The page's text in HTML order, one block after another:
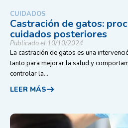
CUIDADOS
Castración de gatos:
cuidados posteriores
Publicado el 10/10/2024
La castración de gatos es una
tanto para mejorar la salud y
controlar la...
LEER MÁS